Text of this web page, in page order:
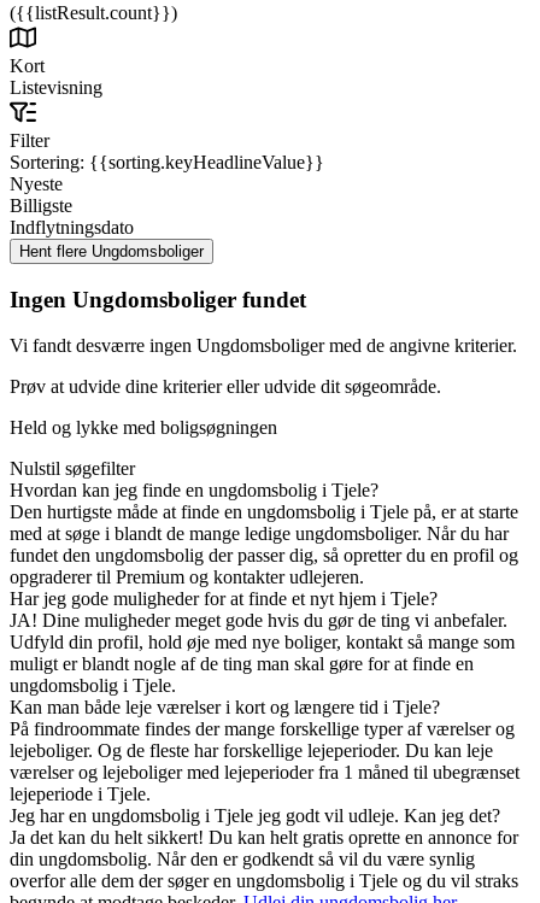
({{listResult.count}})
Kort
Listevisning
Filter
Sortering: {{sorting.keyHeadlineValue}}
Nyeste
Billigste
Indflytningsdato
Ingen Ungdomsboliger fundet
Vi fandt desværre ingen Ungdomsboliger med de angivne kriterier.
Prøv at udvide dine kriterier eller udvide dit søgeområde.
Held og lykke med boligsøgningen
Nulstil søgefilter
Hvordan kan jeg finde en ungdomsbolig i Tjele?
Den hurtigste måde at finde en ungdomsbolig i Tjele på, er at starte
med at søge i blandt de mange ledige ungdomsboliger. Når du har
fundet den ungdomsbolig der passer dig, så opretter du en profil og
opgraderer til Premium og kontakter udlejeren.
Har jeg gode muligheder for at finde et nyt hjem i Tjele?
JA! Dine muligheder meget gode hvis du gør de ting vi anbefaler.
Udfyld din profil, hold øje med nye boliger, kontakt så mange som
muligt er blandt nogle af de ting man skal gøre for at finde en
ungdomsbolig i Tjele.
Kan man både leje værelser i kort og længere tid i Tjele?
På findroommate findes der mange forskellige typer af værelser og
lejeboliger. Og de fleste har forskellige lejeperioder. Du kan leje
værelser og lejeboliger med lejeperioder fra 1 måned til ubegrænset
lejeperiode i Tjele.
Jeg har en ungdomsbolig i Tjele jeg godt vil udleje. Kan jeg det?
Ja det kan du helt sikkert! Du kan helt gratis oprette en annonce for
din ungdomsbolig. Når den er godkendt så vil du være synlig
overfor alle dem der søger en ungdomsbolig i Tjele og du vil straks